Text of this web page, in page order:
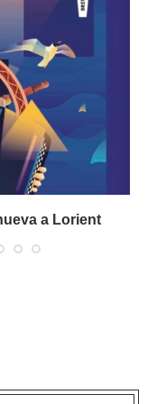
a Lorient